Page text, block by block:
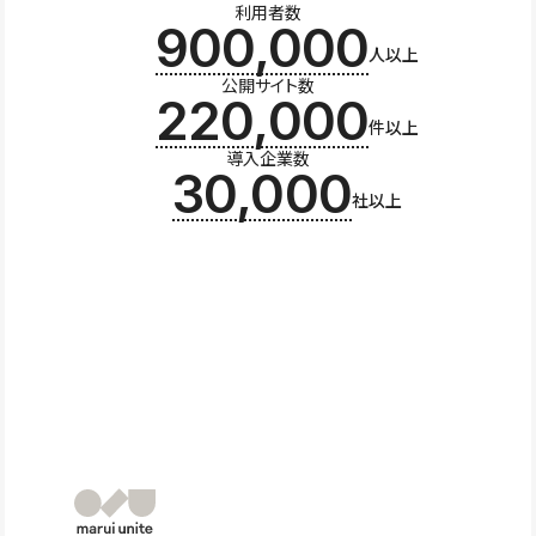
利用者数
900,000人以上
公開サイト数
220,000件以上
導入企業数
30,000社以上